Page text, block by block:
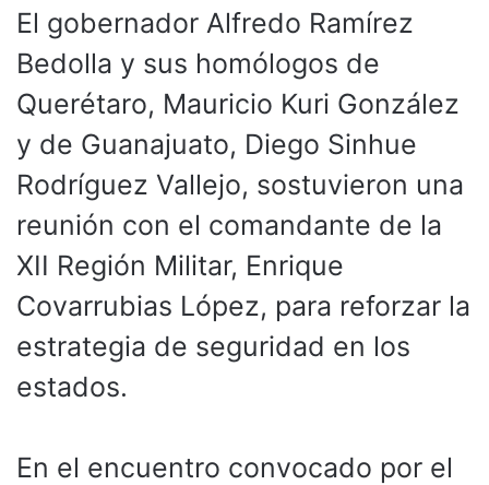
El gobernador Alfredo Ramírez
Bedolla y sus homólogos de
Querétaro, Mauricio Kuri González
y de Guanajuato, Diego Sinhue
Rodríguez Vallejo, sostuvieron una
reunión con el comandante de la
XII Región Militar, Enrique
Covarrubias López, para reforzar la
estrategia de seguridad en los
estados.
En el encuentro convocado por el